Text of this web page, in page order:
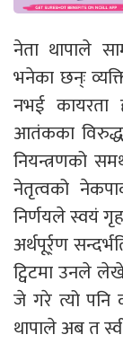
नेता थापाले
भनेका छन्ः
नभई कायरता
आतंकका विरुद्ध
नियन्त्रणको
नेतृत्वको
निर्णयले स्वयं
अर्थपूर्र्ण
ट्विटमा उनले
जे गरे त्यो पनि
थापाले अब त